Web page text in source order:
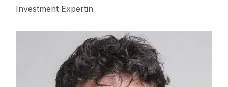
Investment Expertin